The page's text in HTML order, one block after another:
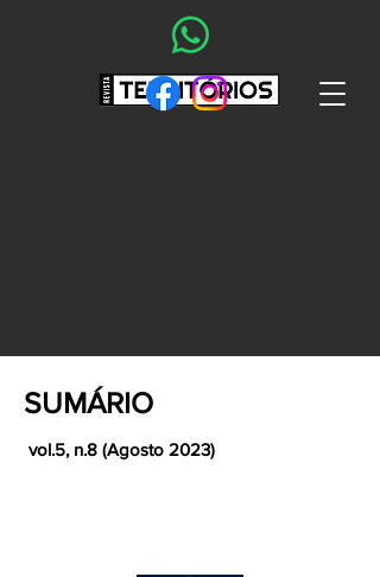
SUMÁRIO
vol.5, n.8 (Agosto 2023)